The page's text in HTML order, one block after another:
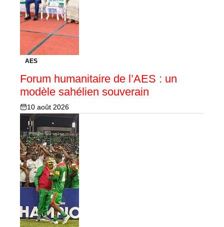
AES
Forum humanitaire de l’AES : un
modèle sahélien souverain
10 août 2026